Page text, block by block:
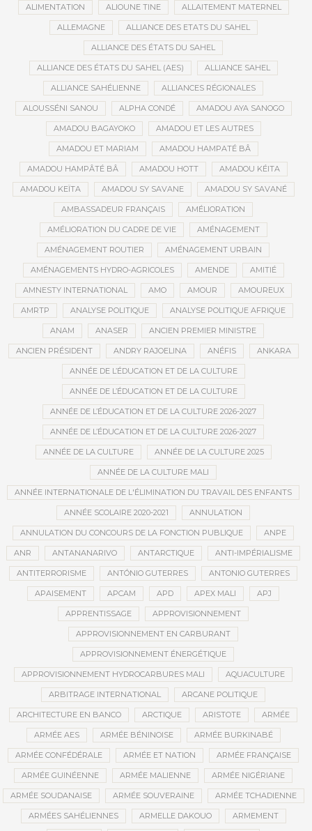
ALIMENTATION ALIOUNE TINE ALLAITEMENT MATERNEL
ALLEMAGNE ALLIANCE DES ETATS DU SAHEL
ALLIANCE DES ÉTATS DU SAHEL
ALLIANCE DES ÉTATS DU SAHEL (AES) ALLIANCE SAHEL
ALLIANCE SAHÉLIENNE ALLIANCES RÉGIONALES
ALOUSSÉNI SANOU ALPHA CONDÉ AMADOU AYA SANOGO
AMADOU BAGAYOKO AMADOU ET LES AUTRES
AMADOU ET MARIAM AMADOU HAMPATÉ BÂ
AMADOU HAMPÂTÉ BÂ AMADOU HOTT AMADOU KÉITA
AMADOU KEÏTA AMADOU SY SAVANE AMADOU SY SAVANÉ
AMBASSADEUR FRANÇAIS AMÉLIORATION
AMÉLIORATION DU CADRE DE VIE AMÉNAGEMENT
AMÉNAGEMENT ROUTIER AMÉNAGEMENT URBAIN
AMÉNAGEMENTS HYDRO-AGRICOLES AMENDE AMITIÉ
AMNESTY INTERNATIONAL AMO AMOUR AMOUREUX
AMRTP ANALYSE POLITIQUE ANALYSE POLITIQUE AFRIQUE
ANAM ANASER ANCIEN PREMIER MINISTRE
ANCIEN PRÉSIDENT ANDRY RAJOELINA ANÉFIS ANKARA
ANNÉE DE L’ÉDUCATION ET DE LA CULTURE
ANNÉE DE L’ÉDUCATION ET DE LA CULTURE
ANNÉE DE L’ÉDUCATION ET DE LA CULTURE 2026-2027
ANNÉE DE L’ÉDUCATION ET DE LA CULTURE 2026-2027
ANNÉE DE LA CULTURE ANNÉE DE LA CULTURE 2025
ANNÉE DE LA CULTURE MALI
ANNÉE INTERNATIONALE DE L'ÉLIMINATION DU TRAVAIL DES ENFANTS
ANNÉE SCOLAIRE 2020-2021 ANNULATION
ANNULATION DU CONCOURS DE LA FONCTION PUBLIQUE ANPE
ANR ANTANANARIVO ANTARCTIQUE ANTI-IMPÉRIALISME
ANTITERRORISME ANTÓNIO GUTERRES ANTONIO GUTERRES
APAISEMENT APCAM APD APEX MALI APJ
APPRENTISSAGE APPROVISIONNEMENT
APPROVISIONNEMENT EN CARBURANT
APPROVISIONNEMENT ÉNERGÉTIQUE
APPROVISIONNEMENT HYDROCARBURES MALI AQUACULTURE
ARBITRAGE INTERNATIONAL ARCANE POLITIQUE
ARCHITECTURE EN BANCO ARCTIQUE ARISTOTE ARMÉE
ARMÉE AES ARMÉE BÉNINOISE ARMÉE BURKINABÉ
ARMÉE CONFÉDÉRALE ARMÉE ET NATION ARMÉE FRANÇAISE
ARMÉE GUINÉENNE ARMÉE MALIENNE ARMÉE NIGÉRIANE
ARMÉE SOUDANAISE ARMÉE SOUVERAINE ARMÉE TCHADIENNE
ARMÉES SAHÉLIENNES ARMELLE DAKOUO ARMEMENT